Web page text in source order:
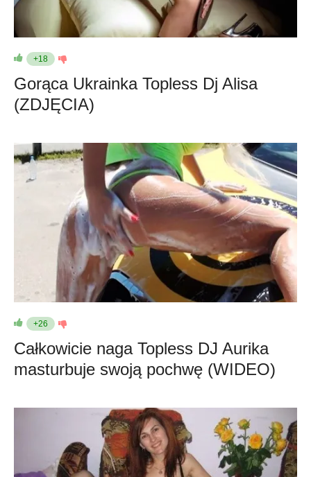
+18
Gorąca Ukrainka Topless Dj Alisa
(ZDJĘCIA)
+26
Całkowicie naga Topless DJ Aurika
masturbuje swoją pochwę (WIDEO)